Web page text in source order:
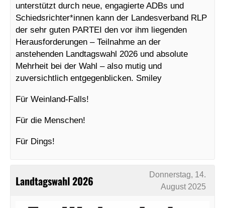
unterstützt durch neue, engagierte ADBs und
Schiedsrichter*innen kann der Landesverband RLP
der sehr guten PARTEI den vor ihm liegenden
Herausforderungen – Teilnahme an der
anstehenden Landtagswahl 2026 und absolute
Mehrheit bei der Wahl – also mutig und
zuversichtlich entgegenblicken. Smiley
Für Weinland-Falls!
Für die Menschen!
Für Dings!
Landtagswahl 2026
Donnerstag, 14.
August 2025